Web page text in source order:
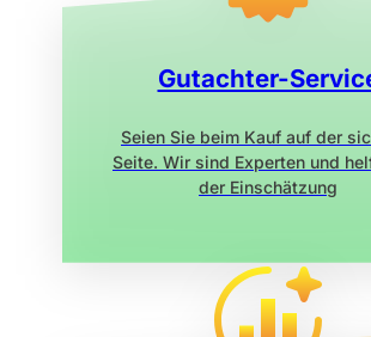
Gutachter-
Seien Sie beim Kauf auf der
Seite. Wir sind Experten und
der Einschätzung